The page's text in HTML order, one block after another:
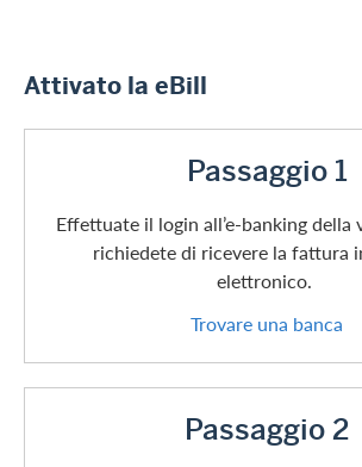
Attivato la eBill
Passaggio 1
Effettuate il login all’e-banking della
richiedete di ricevere la fattura
elettronico.
Trovare una banca
Passaggio 2